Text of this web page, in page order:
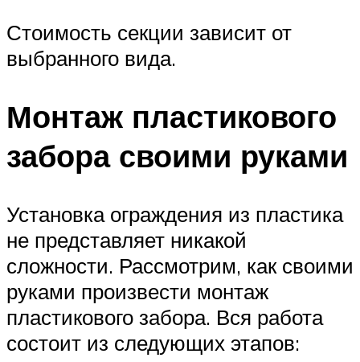
Стоимость секции зависит от
выбранного вида.
Монтаж пластикового
забора своими руками
Установка ограждения из пластика
не представляет никакой
сложности. Рассмотрим, как своими
руками произвести монтаж
пластикового забора. Вся работа
состоит из следующих этапов: